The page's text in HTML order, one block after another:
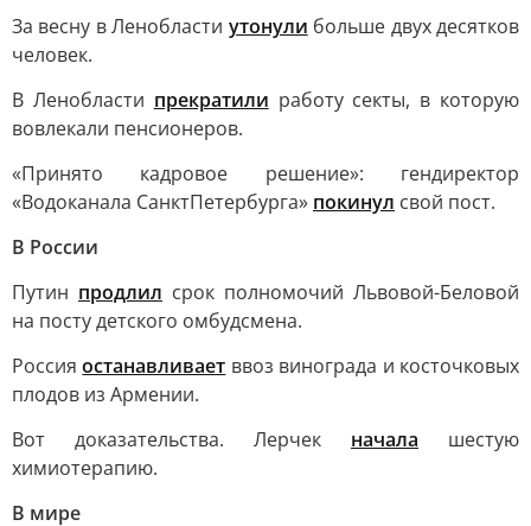
За весну в Ленобласти утонули больше двух десятков
человек.
В Ленобласти прекратили работу секты, в которую
вовлекали пенсионеров.
«Принято кадровое решение»: гендиректор
«Водоканала СанктПетербурга» покинул свой пост.
В России
Путин продлил срок полномочий Львовой-Беловой
на посту детского омбудсмена.
Россияостанавливает ввоз винограда и косточковых
плодов из Армении.
Вот доказательства. Лерчек начала шестую
химиотерапию.
В мире